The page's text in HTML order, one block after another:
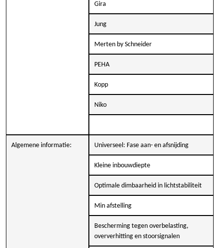
Gira
Jung
Merten by Schneider
PEHA
Kopp
Niko
Algemene informatie: Universeel: Fase aan- en afsnijding
Kleine inbouwdiepte
Optimale dimbaarheid in lichtstabiliteit
Min afstelling
Bescherming tegen overbelasting,
oververhitting en stoorsignalen